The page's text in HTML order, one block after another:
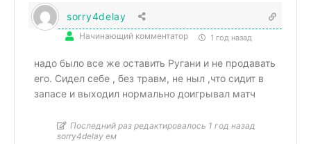
sorry4delay
Начинающий комментатор 1 год назад
надо было все же оставить Ругани и не продавать
его. Сидел себе , без травм, не ныл ,что сидит в
запасе и выходил нормально доигрывал матч
Последний раз редактировалось 1 год назад
sorry4delay ем